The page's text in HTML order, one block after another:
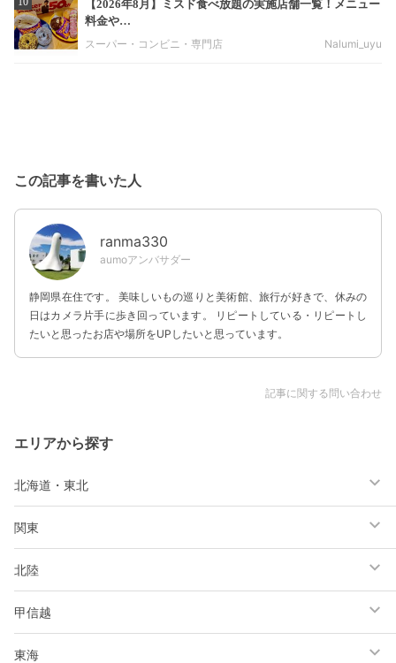
【2026年8月】ミスド食べ放題の実施店舗一覧！メニュー
料金や…
スーパー・コンビニ・専門店
Nalumi_uyu
この記事を書いた人
ranma330
aumoアンバサダー
静岡県在住です。 美味しいもの巡りと美術館、旅行が好きで、休みの
日はカメラ片手に歩き回っています。 リピートしている・リピートし
たいと思ったお店や場所をUPしたいと思っています。
記事に関する問い合わせ
エリアから探す
北海道・東北
関東
北陸
甲信越
東海